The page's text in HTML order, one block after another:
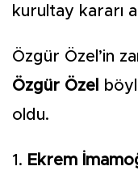
kurultay kararı
Özgür Özel’in
Özgür Özel
oldu.
1. Ekrem